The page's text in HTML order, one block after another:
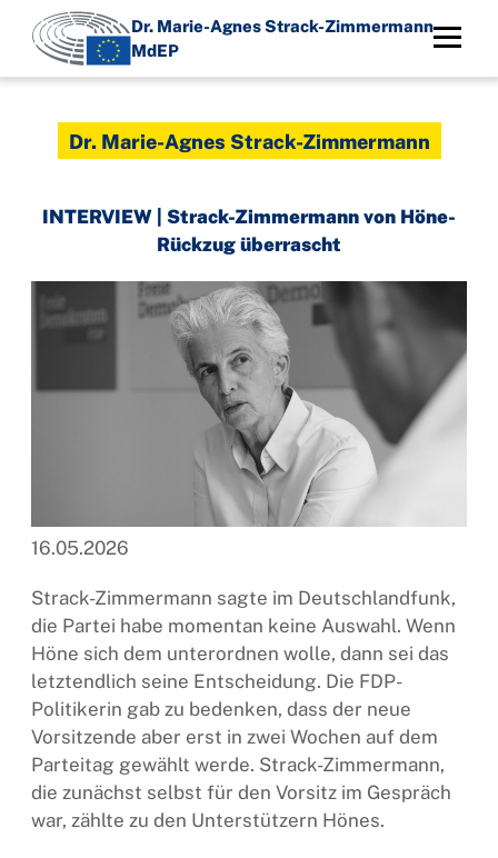
Direkt
zum
Dr. Marie-Agnes Strack-Zimmermann
MdEP
Dr. Marie-Agnes Strack-Zimmermann
INTERVIEW | Strack-Zimmermann von Höne-
Rückzug überrascht
16.05.2026
Strack-Zimmermann sagte im Deutschlandfunk,
die Partei habe momentan keine Auswahl. Wenn
Höne sich dem unterordnen wolle, dann sei das
letztendlich seine Entscheidung. Die FDP-
Politikerin gab zu bedenken, dass der neue
Vorsitzende aber erst in zwei Wochen auf dem
Parteitag gewählt werde. Strack-Zimmermann,
die zunächst selbst für den Vorsitz im Gespräch
war, zählte zu den Unterstützern Hönes.